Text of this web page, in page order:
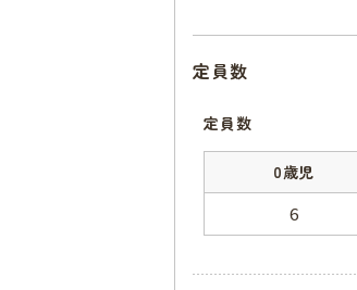
定員数
定員数
0歳児
6